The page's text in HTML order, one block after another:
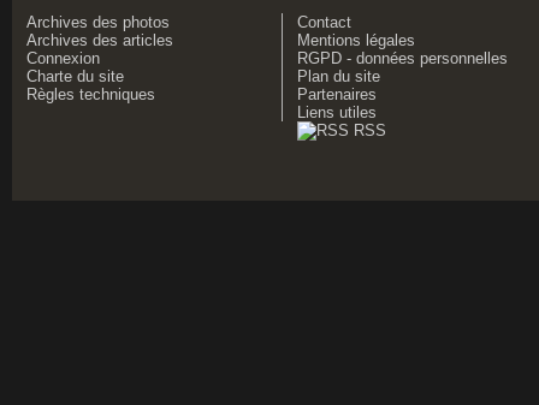
Archives des photos
Archives des articles
Connexion
Charte du site
Règles techniques
Contact
Mentions légales
RGPD - données personnelles
Plan du site
Partenaires
Liens utiles
RSS